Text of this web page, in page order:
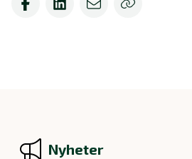
Nyheter